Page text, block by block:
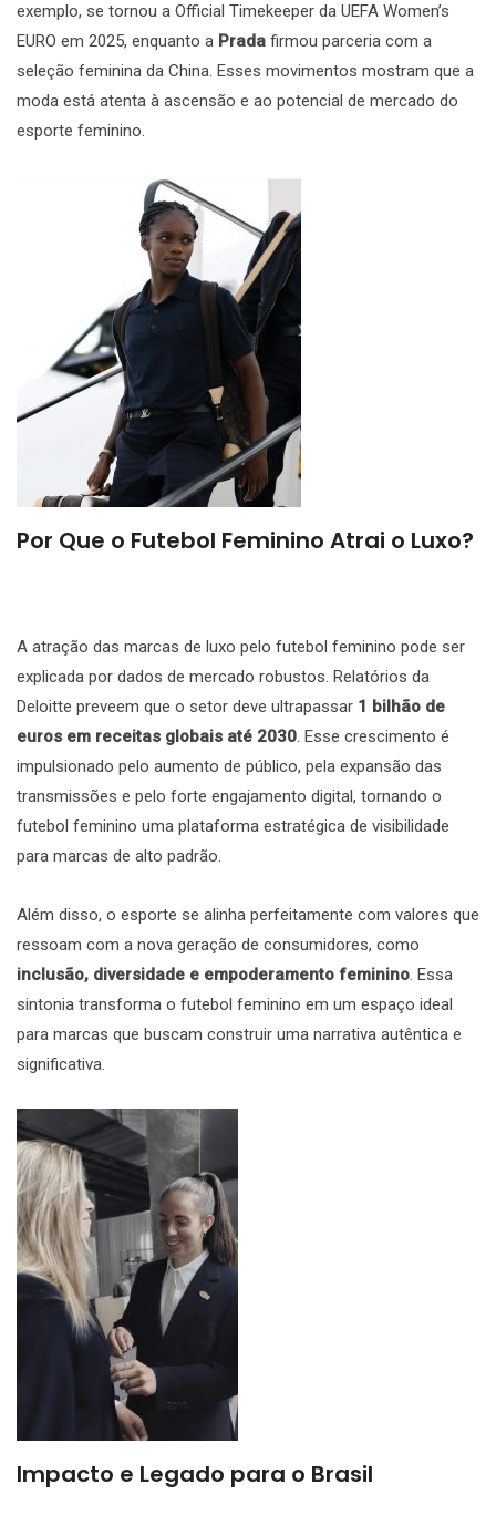
exemplo, se tornou a Official Timekeeper da UEFA Women’s
EURO em 2025, enquanto a Prada firmou parceria com a
seleção feminina da China. Esses movimentos mostram que a
moda está atenta à ascensão e ao potencial de mercado do
esporte feminino.
Por Que o Futebol Feminino Atrai o Luxo?
A atração das marcas de luxo pelo futebol feminino pode ser
explicada por dados de mercado robustos. Relatórios da
Deloitte preveem que o setor deve ultrapassar 1 bilhão de
euros em receitas globais até 2030. Esse crescimento é
impulsionado pelo aumento de público, pela expansão das
transmissões e pelo forte engajamento digital, tornando o
futebol feminino uma plataforma estratégica de visibilidade
para marcas de alto padrão.
Além disso, o esporte se alinha perfeitamente com valores que
ressoam com a nova geração de consumidores, como
inclusão, diversidade e empoderamento feminino. Essa
sintonia transforma o futebol feminino em um espaço ideal
para marcas que buscam construir uma narrativa autêntica e
significativa.
Impacto e Legado para o Brasil